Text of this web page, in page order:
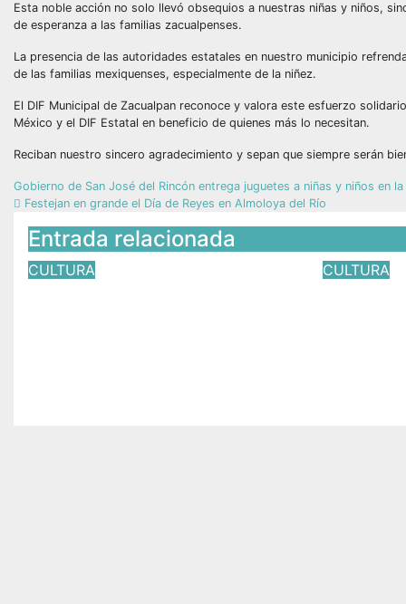
Esta noble acción no solo llevó obsequios a nuestras niñas y niños,
de esperanza a las familias zacualpenses.
La presencia de las autoridades estatales en nuestro municipio
de las familias mexiquenses, especialmente de la niñez.
El DIF Municipal de Zacualpan reconoce y valora este esfuerzo
México y el DIF Estatal en beneficio de quienes más lo necesitan.
Reciban nuestro sincero agradecimiento y sepan que siempre serán
Gobierno de San José del Rincón entrega juguetes a niñas y niños en
Festejan en grande el Día de Reyes en Almoloya del Río
Entrada relacionada
CULTURA CULTURA